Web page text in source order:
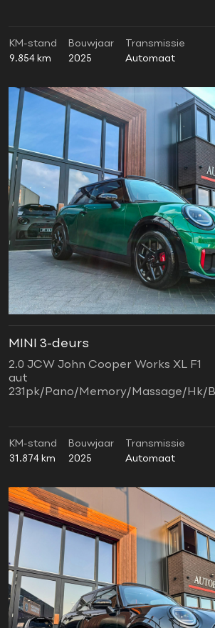
KM-stand
9.854 km
Bouwjaar
2025
Transmissie
Automaat
MINI 3-deurs
2.0 JCW John Cooper Works XL F1
aut
231pk/Pano/Memory/Massage/Hk/
KM-stand
31.874 km
Bouwjaar
2025
Transmissie
Automaat